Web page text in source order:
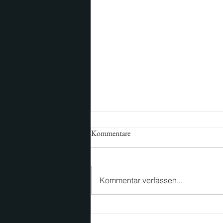
Kommentare
Kommentar verfassen...